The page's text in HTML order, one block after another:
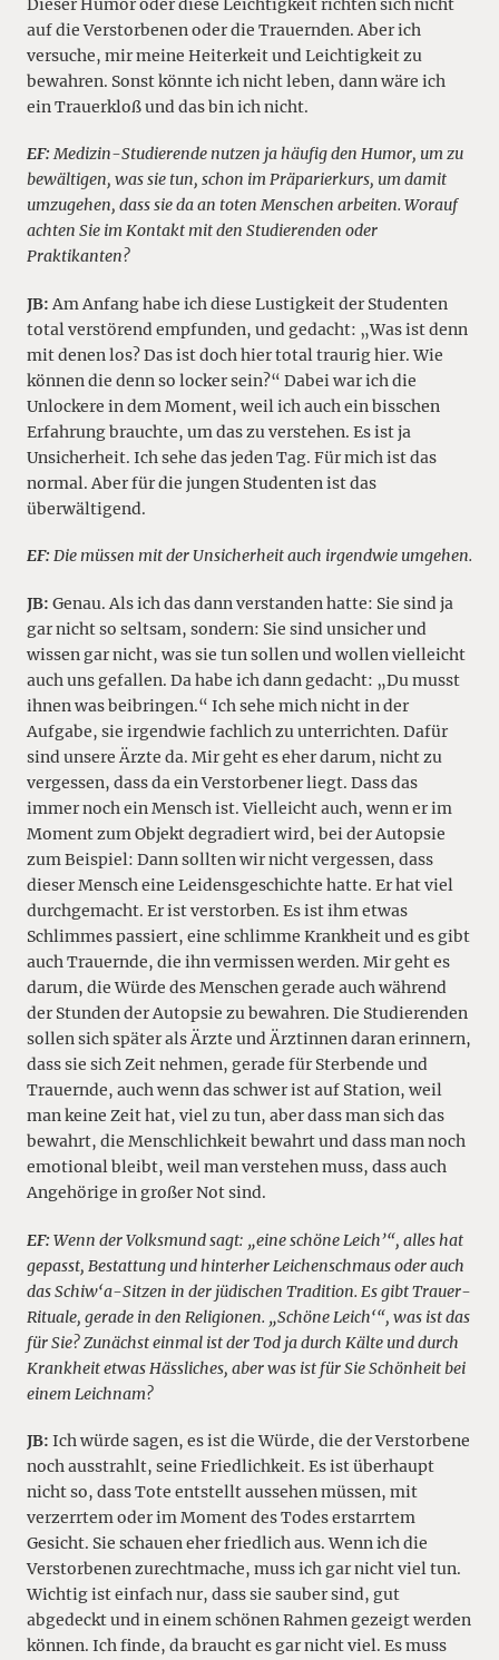
Dieser Humor oder diese Leichtigkeit richten sich nicht
auf die Verstorbenen oder die Trauernden. Aber ich
versuche, mir meine Heiterkeit und Leichtigkeit zu
bewahren. Sonst könnte ich nicht leben, dann wäre ich
ein Trauerkloß und das bin ich nicht.
EF:Medizin-Studierende nutzen ja häufig den Humor, um zu
bewältigen, was sie tun, schon im Präparierkurs, um damit
umzugehen, dass sie da an toten Menschen arbeiten. Worauf
achten Sie im Kontakt mit den Studierenden oder
Praktikanten?
JB:Am Anfang habe ich diese Lustigkeit der Studenten
total verstörend empfunden, und gedacht: „Was ist denn
mit denen los? Das ist doch hier total traurig hier. Wie
können die denn so locker sein?“ Dabei war ich die
Unlockere in dem Moment, weil ich auch ein bisschen
Erfahrung brauchte, um das zu verstehen. Es ist ja
Unsicherheit. Ich sehe das jeden Tag. Für mich ist das
normal. Aber für die jungen Studenten ist das
überwältigend.
EF: Die müssen mit der Unsicherheit auch irgendwie umgehen.
JB: Genau. Als ich das dann verstanden hatte: Sie sind ja
gar nicht so seltsam, sondern: Sie sind unsicher und
wissen gar nicht, was sie tun sollen und wollen vielleicht
auch uns gefallen. Da habe ich dann gedacht: „Du musst
ihnen was beibringen.“ Ich sehe mich nicht in der
Aufgabe, sie irgendwie fachlich zu unterrichten. Dafür
sind unsere Ärzte da. Mir geht es eher darum, nicht zu
vergessen, dass da ein Verstorbener liegt. Dass das
immer noch ein Mensch ist. Vielleicht auch, wenn er im
Moment zum Objekt degradiert wird, bei der Autopsie
zum Beispiel: Dann sollten wir nicht vergessen, dass
dieser Mensch eine Leidensgeschichte hatte. Er hat viel
durchgemacht. Er ist verstorben. Es ist ihm etwas
Schlimmes passiert, eine schlimme Krankheit und es gibt
auch Trauernde, die ihn vermissen werden. Mir geht es
darum, die Würde des Menschen gerade auch während
der Stunden der Autopsie zu bewahren. Die Studierenden
sollen sich später als Ärzte und Ärztinnen daran erinnern,
dass sie sich Zeit nehmen, gerade für Sterbende und
Trauernde, auch wenn das schwer ist auf Station, weil
man keine Zeit hat, viel zu tun, aber dass man sich das
bewahrt, die Menschlichkeit bewahrt und dass man noch
emotional bleibt, weil man verstehen muss, dass auch
Angehörige in großer Not sind.
EF: Wenn der Volksmund sagt: „eine schöne Leich’“, alles hat
gepasst, Bestattung und hinterher Leichenschmaus oder auch
das Schiw‘a-Sitzen in der jüdischen Tradition. Es gibt Trauer-
Rituale, gerade in den Religionen. „Schöne Leich‘“, was ist das
für Sie? Zunächst einmal ist der Tod ja durch Kälte und durch
Krankheit etwas Hässliches, aber was ist für Sie Schönheit bei
einem Leichnam?
JB: Ich würde sagen, es ist die Würde, die der Verstorbene
noch ausstrahlt, seine Friedlichkeit. Es ist überhaupt
nicht so, dass Tote entstellt aussehen müssen, mit
verzerrtem oder im Moment des Todes erstarrtem
Gesicht. Sie schauen eher friedlich aus. Wenn ich die
Verstorbenen zurechtmache, muss ich gar nicht viel tun.
Wichtig ist einfach nur, dass sie sauber sind, gut
abgedeckt und in einem schönen Rahmen gezeigt werden
können. Ich finde, da braucht es gar nicht viel. Es muss